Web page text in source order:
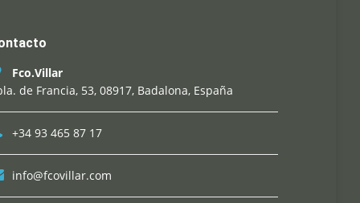
Fco.Villar
de Francia, 53, 08917, Badalona, España
+34 93 465 87 17
info@fcovillar.com